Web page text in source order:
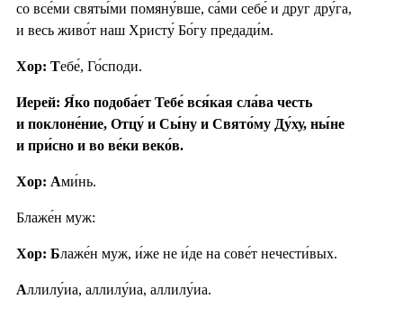
со все́ми святы́ми помяну́вше, са́ми себе́ и друг дру́га,
и весь живо́т наш Христу́ Бо́гу предади́м.
Хор: Тебе́, Го́споди.
Иерей: Я́ко подоба́ет Тебе́ вся́кая сла́ва честь
и поклоне́ние, Отцу́ и Сы́ну и Свято́му Ду́ху, ны́не
и при́сно и во ве́ки веко́в.
Хор: Ами́нь.
Блаже́н муж:
Хор: Блаже́н муж, и́же не и́де на сове́т нечести́вых.
Аллилу́иа, аллилу́иа, аллилу́иа.